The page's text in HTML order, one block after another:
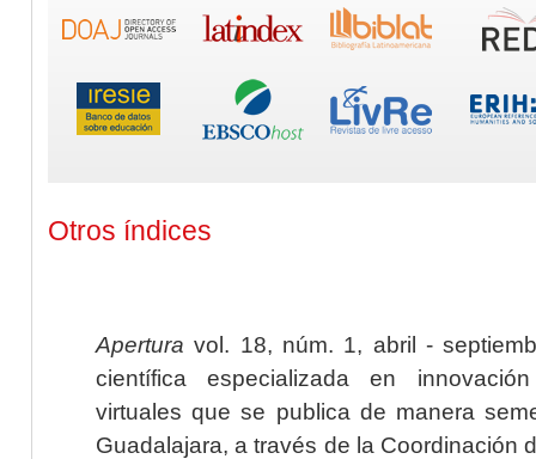
Otros índices
Apertura vol. 18, núm. 1, abril -
científica especializada en
virtuales que se publica de manera
Guadalajara, a través de la Coordinación